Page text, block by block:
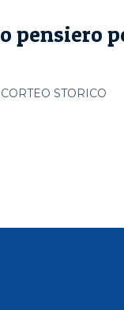
pensiero
CORTEO STORICO